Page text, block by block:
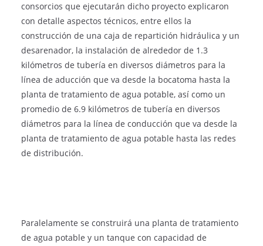
consorcios que ejecutarán dicho proyecto explicaron
con detalle aspectos técnicos, entre ellos la
construcción de una caja de repartición hidráulica y un
desarenador, la instalación de alrededor de 1.3
kilómetros de tubería en diversos diámetros para la
línea de aducción que va desde la bocatoma hasta la
planta de tratamiento de agua potable, así como un
promedio de 6.9 kilómetros de tubería en diversos
diámetros para la línea de conducción que va desde la
planta de tratamiento de agua potable hasta las redes
de distribución.
Paralelamente se construirá una planta de tratamiento
de agua potable y un tanque con capacidad de